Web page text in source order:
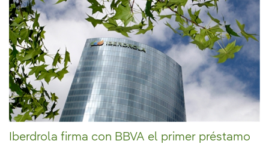
Iberdrola firma con BBVA el primer préstamo